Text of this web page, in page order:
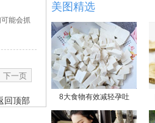
能会抓
下一页
回顶部
美图精选
8大食物有效减轻孕吐